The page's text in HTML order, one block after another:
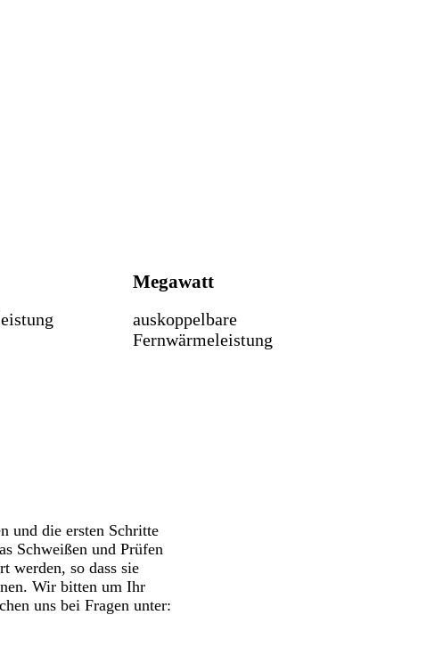
Megawatt
auskoppelbare
Fernwärmeleistung
und die ersten Schritte
Schweißen und Prüfen
werden, so dass sie
Wir bitten um Ihr
uns bei Fragen unter: